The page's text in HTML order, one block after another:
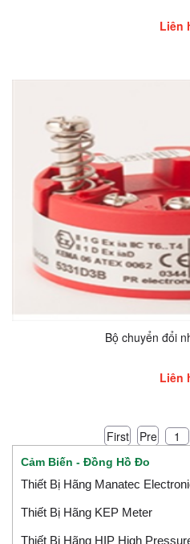
Liên
Bộ chuyển đổi
Liên
First Pre 1
Cảm Biến - Đồng Hồ Đo
Thiết Bị Hãng Manatec
Thiết Bị Hãng KEP Meter
Thiết Bị Hãng HIP High